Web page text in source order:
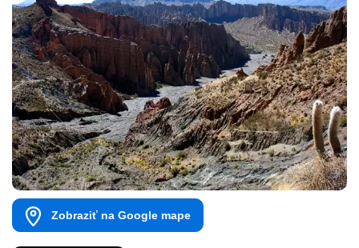
Zobraziť na Google mape